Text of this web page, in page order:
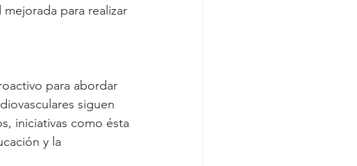
para realizar
para abordar
siguen
iniciativas como ésta
y la